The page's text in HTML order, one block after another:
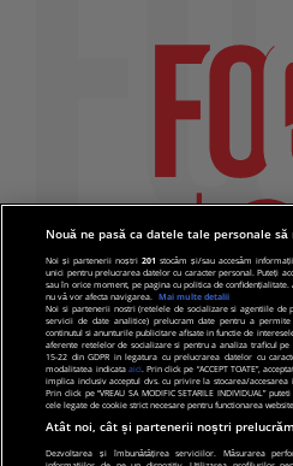
Nouă ne pasă ca datele tale personale
Noi și partenerii noștri201 stocăm și/sau accesăm
unici pentru prelucrarea datelor cu caracter personal. Puteți
sau în orice moment, pe pagina cu politica de
nu vă vor afecta navigarea.
Mai multe detalii
Noi si partenerii nostri (retelele de socializare si agentiile
servicii de date analitice) prelucram date pentru a permite
continutul si anunturile publicitare afisate in functie de
aferente retelelor de socializare si pentru a analiza traficul
15-22 din GDPR in legatura cu prelucrarea datelor cu
modalitatea indicata aici. Prin click pe “ACCEPT TOATE”,
implica inclusiv acceptul dvs. cu privire la stocarea/
Prin click pe “VREAU SA MODIFIC SETARILE INDIVIDUAL”
cele legate de cookie strict necesare pentru functionarea
Atât noi, cât și partenerii noștri
Dezvoltarea și îmbunătățirea serviciilor. Măsurarea